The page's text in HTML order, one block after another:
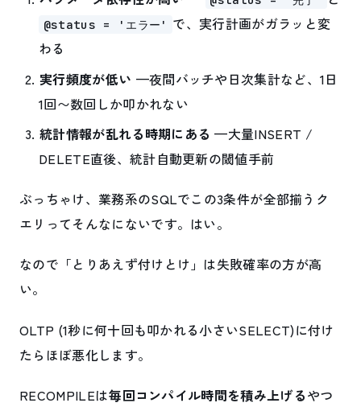
@status = 'エラー' で、実行計画がガラッと変
わる
実行頻度が低い —夜間バッチや日次集計など、1日
1回〜数回しか叩かれない
統計情報が乱れる時期にある —大量INSERT /
DELETE直後、統計自動更新の閾値手前
ぶっちゃけ、業務系のSQLでこの3条件が全部揃うク
エリってそんなにないです。はい。
なので「とりあえず付けとけ」は失敗確率の方が高
い。
OLTP (1秒に何十回も叩かれる小さいSELECT)に付け
たらほぼ悪化します。
RECOMPILEは毎回コンパイル時間を積み上げるやつ